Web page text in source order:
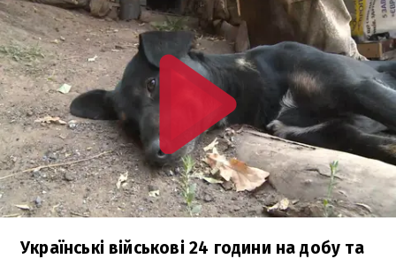
Українські військові 24 години на добу та